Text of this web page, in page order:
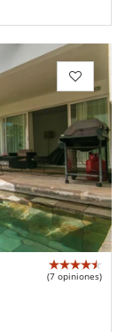
(7 opiniones)